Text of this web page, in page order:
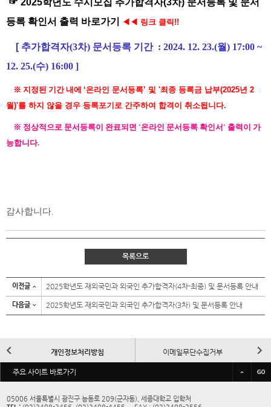
☞ 2025학년도 수시모집 추가합격자(3차) 문서등록 및 문서
등록 확인서 출력 바로가기
◀ ◀ 링크 클릭!!
[ 추가합격자(3차) 문서등록 기간: 2024. 12. 23.(월) 17:00 ~
12. 25.(수) 16:00 ]
※ 지정된 기간 내에 ‘온라인 문서등록’ 및 '최종 등록금 납부(2025년 2
월)'를 하지 않을 경우 등록포기로 간주하여 합격이 취소됩니다.
※ 정상적으로 문서등록이 완료되면 '온라인 문서등록 확인서' 출력이 가
능합니다.
감사합니다.
목록으로
이전글 2025학년도 재외국민과 외국인 추가합격자(4차-최종) 및 문서등록 안내
다음글 2025학년도 재외국민과 외국인 추가합격자(3차) 및 문서등록 안내
다
개인정보처리방침 이메일무단수집거부
규정/예결산공고 대학정보공시
주요 사이트 바로가기
바
로
05006 서울특별시 광진구 능동로 209(군자동), 세종대학교 입학처